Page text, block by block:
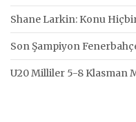
Shane Larkin: Konu
Son Şampiyon
U20 Milliler 5-8 Klasman